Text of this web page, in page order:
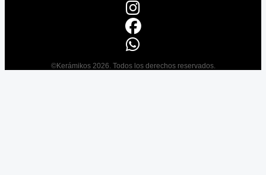
©Kerámikos 2026. Todos los derechos reservados.